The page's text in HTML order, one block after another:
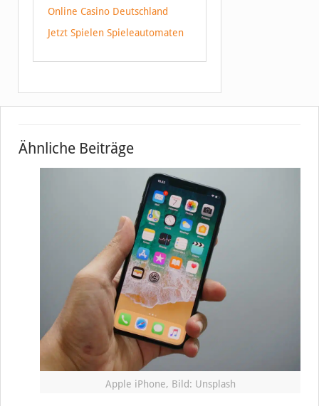
Online Casino Deutschland
Jetzt Spielen Spieleautomaten
Ähnliche Beiträge
Apple iPhone, Bild: Unsplash